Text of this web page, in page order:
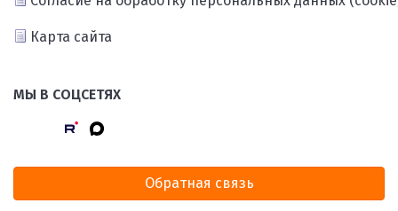
Карта сайта
МЫ В СОЦСЕТЯХ
Обратная связь